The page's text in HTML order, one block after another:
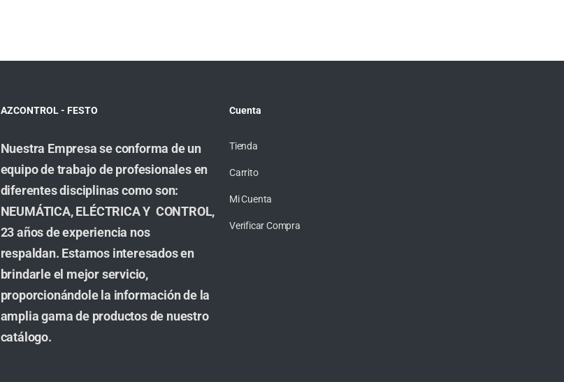
AZCONTROL - FESTO
Nuestra Empresa se conforma de un
equipo de trabajo de profesionales en
diferentes disciplinas como son:
NEUMÁTICA, ELÉCTRICA Y CONTROL,
23 años de experiencia nos
respaldan. Estamos interesados en
brindarle el mejor servicio,
proporcionándole la información de la
amplia gama de productos de nuestro
catálogo.
Cuenta
Tienda
Carrito
Mi Cuenta
Verificar Compra